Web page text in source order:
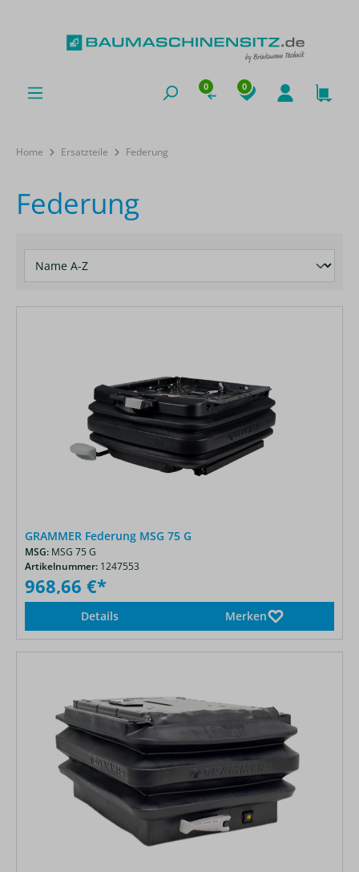
0 0
Home Ersatzteile Federung
Federung
GRAMMER Federung MSG 75 G
MSG: MSG 75 G
Artikelnummer: 1247553
968,66 €*
Details Merken